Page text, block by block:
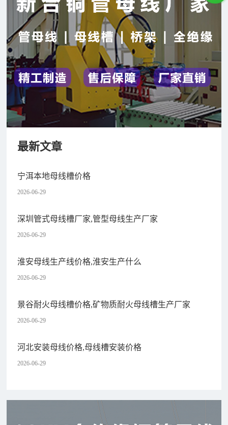
最新文章
宁洱本地母线槽价格
2026-06-29
深圳管式母线槽厂家,管型母线生产厂家
2026-06-29
淮安母线生产线价格,淮安生产什么
2026-06-29
景谷耐火母线槽价格,矿物质耐火母线槽生产厂家
2026-06-29
河北安装母线价格,母线槽安装价格
2026-06-29